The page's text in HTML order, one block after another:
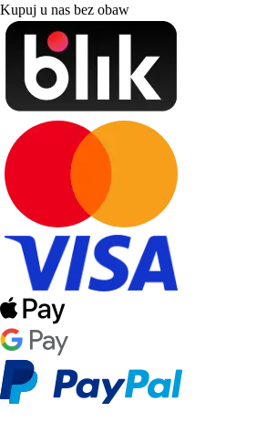
Kupuj u nas bez obaw